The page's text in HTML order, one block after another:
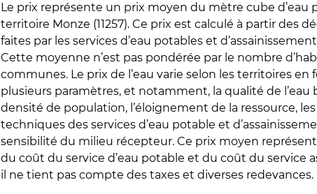
Le prix représente un prix moyen du mètre cube d’eau
territoire Monze (11257). Ce prix est calculé à partir des
faites par les services d’eau potables et
Cette moyenne n’est pas pondérée par le nombre
communes. Le prix de l’eau varie selon les territoires en
plusieurs paramètres, et notamment, la qualité de l’eau
densité de population, l’éloignement de la ressource,
techniques des services d’eau potable et
sensibilité du milieu récepteur. Ce prix moyen
du coût du service d’eau potable et du coût du service
il ne tient pas compte des taxes et diverses redevances.